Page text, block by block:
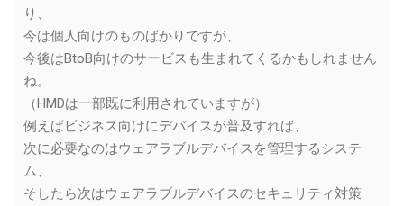
り、
今は個人向けのものばかりですが、
今後はBtoB向けのサービスも生まれてくるかもしれません
ね。
（HMDは一部既に利用されていますが）
例えばビジネス向けにデバイスが普及すれば、
次に必要なのはウェアラブルデバイスを管理するシステ
ム、
そしたら次はウェアラブルデバイスのセキュリティ対策